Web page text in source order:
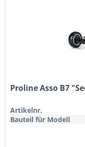
Proline Asso B7
Artikelnr.
Bauteil für Modell